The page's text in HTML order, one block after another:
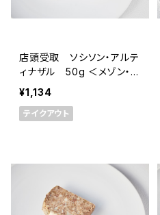
店頭受取 ソシソン・アルテ
ィナザル 50g ＜メゾン・ラ
ボリー＞(フランス・オーヴェ
ルニュ)
¥1,134
テイクアウト